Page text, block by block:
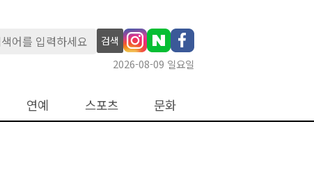
검색
2026-08-09 일요일
연예 스포츠 문화